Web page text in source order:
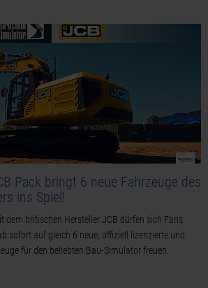
Pack bringt 6 neue Fahrzeuge des
ins Spiel!
dem britischen Hersteller JCB dürfen sich Fans
sofort auf gleich 6 neue, offiziell lizenzierte und
für den beliebten Bau-Simulator freuen.